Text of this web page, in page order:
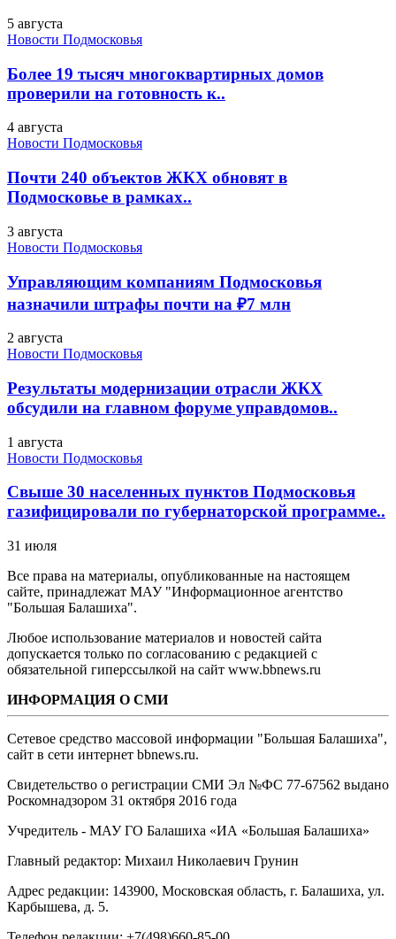
5 августа
Новости Подмосковья
Более 19 тысяч многоквартирных домов
проверили на готовность к..
4 августа
Новости Подмосковья
Почти 240 объектов ЖКХ обновят в
Подмосковье в рамках..
3 августа
Новости Подмосковья
Управляющим компаниям Подмосковья
назначили штрафы почти на ₽7 млн
2 августа
Новости Подмосковья
Результаты модернизации отрасли ЖКХ
обсудили на главном форуме управдомов..
1 августа
Новости Подмосковья
Свыше 30 населенных пунктов Подмосковья
газифицировали по губернаторской программе..
31 июля
Все права на материалы, опубликованные на настоящем
сайте, принадлежат МАУ "Информационное агентство
"Большая Балашиха".
Любое использование материалов и новостей сайта
допускается только по согласованию с редакцией с
обязательной гиперссылкой на сайт www.bbnews.ru
ИНФОРМАЦИЯ О СМИ
Сетевое средство массовой информации "Большая Балашиха",
сайт в сети интернет bbnews.ru.
Свидетельство о регистрации СМИ Эл №ФС ‎77-67562 выдано
Роскомнадзором 31 октября 2016 года
Учредитель - МАУ ГО Балашиха «ИА «Большая Балашиха»
Главный редактор: Михаил Николаевич Грунин
Адрес редакции: 143900, Московская область, г. Балашиха, ул.
Карбышева, д. 5.